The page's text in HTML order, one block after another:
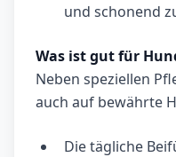
und schonend
Was ist gut für
Neben speziellen
auch auf bewährte
Die tägliche